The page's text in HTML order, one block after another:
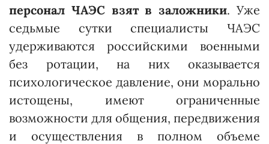
персонал ЧАЭС взят в заложники. Уже
седьмые сутки специалисты ЧАЭС
удерживаются российскими военными
без ротации, на них оказывается
психологическое давление, они морально
истощены, имеют ограниченные
возможности для общения, передвижения
и осуществления в полном объеме